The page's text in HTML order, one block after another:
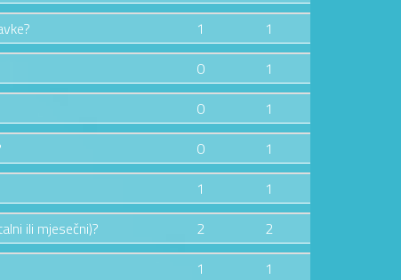
1
1
0
1
0
1
0
1
1
1
ili mjesečni)? 2
2
1
1